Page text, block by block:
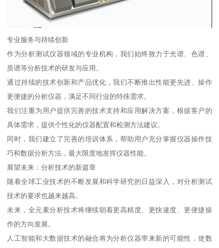
专业服务与持续创新
作为分析测试仪器领域的专业机构，我们始终致力于光谱、色谱、
质谱等分析技术的研发与应用。
通过持续的技术创新和产品优化，我们不断推出性能更先进、操作
更便捷的分析仪器，满足不同行业的特殊需求。
我们注重为用户提供完善的技术支持和应用解决方案，根据客户的
具体需求，提供个性化的仪器配置和检测方法建议。
同时，我们建立了完善的培训体系，帮助用户充分掌握仪器操作技
巧和数据分析方法，最大限度地发挥仪器性能。
展望未来：分析技术的新篇章
随着全球工业技术的不断发展和科学研究的日益深入，对分析测试
技术的要求也越来越高。
未来，全元素分析技术将继续朝着更高精度、更快速度、更便捷操
作的方向发展。
人工智能和大数据技术的融合将为分析仪器带来新的可能性，使数